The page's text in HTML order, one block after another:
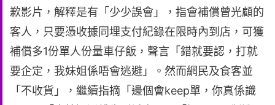
歉影片，解釋是有「少少誤會」，指會補償曾光顧的
客人，只要憑收據同埋支付紀錄在限時內到店，可獲
補償多1份單人份量車仔飯，聲言「錯就要認，打就
要企定，我妹姐係唔會逃避」。然而網民及食客並
「不收貨」，繼續指摘「邊個會keep單，你真係識